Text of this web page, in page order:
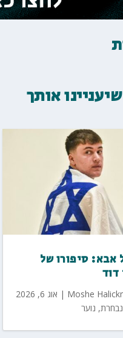
אותך
אבא: סיפורו של
דוד
Moshe
| אוג 6, 2026
נבחרת, נוער